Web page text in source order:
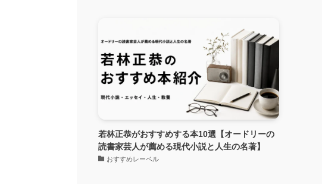
若林正恭がおすすめする本10選【オードリーの
読書家芸人が薦める現代小説と人生の名著】
おすすめレーベル